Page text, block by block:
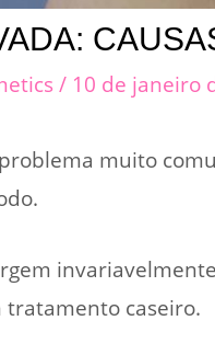
/ 10 de janeiro
muito
tratamento caseiro.